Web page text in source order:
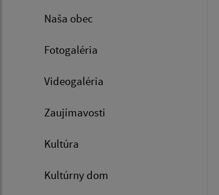
Naša obec
Fotogaléria
Videogaléria
Zaujímavosti
Kultúra
Kultúrny dom